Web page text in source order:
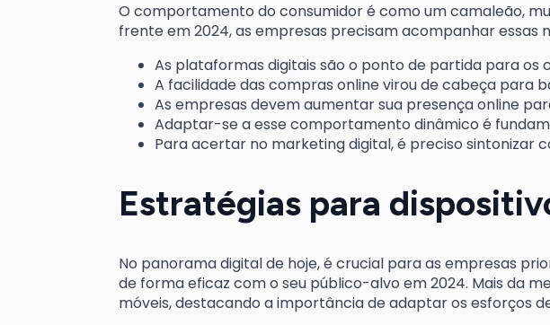
O comportamento do consumidor é como um camaleão,
frente em 2024, as empresas precisam acompanhar essas
As plataformas digitais são o ponto de partida para
A facilidade das compras online virou de cabeça para
As empresas devem aumentar sua presença online
Adaptar-se a esse comportamento dinâmico é
Para acertar no marketing digital, é preciso sintonizar
Estratégias para
No panorama digital de hoje, é crucial para as empresas
de forma eficaz com o seu público-alvo em 2024. Mais da
móveis, destacando a importância de adaptar os esforços